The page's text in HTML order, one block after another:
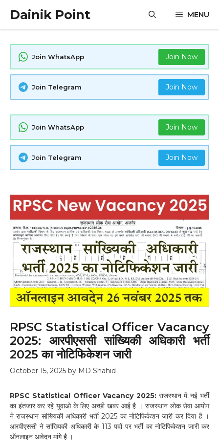
Dainik Point MENU
Join WhatsApp Join Now
Join Telegram Join Now
Join WhatsApp Join Now
Join Telegram Join Now
RPSC Statistical Officer Vacancy
2025: आरपीएससी सांख्यिकी अधिकारी भर्ती
2025 का नोटिफिकेशन जारी
October 15, 2025 by MD Shahid
RPSC Statistical Officer Vacancy 2025:राजस्थान में नई भर्ती
का इंतजार कर रहे युवाओ के लिए अच्छी खबर आई है । राजस्थान लोक सेवा आयोग
ने राजस्थान सांख्यिकी अधिकारी भर्ती 2025 का नोटिफिकेशन जारी कर दिया है ।
आरपीएससी ने सांख्यिकी अधिकारी के 113 पदों पर भर्ती का नोटिफिकेशन जारी कर
ऑनलाइन आवेदन मांगे है ।